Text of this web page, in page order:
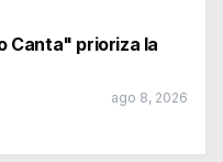
Canta" prioriza la
ago 8, 2026